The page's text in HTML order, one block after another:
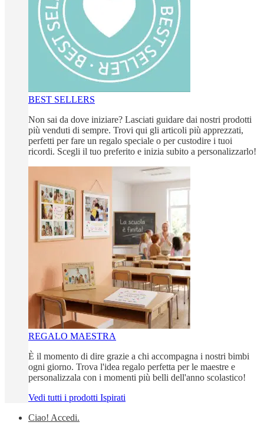
BEST SELLERS
Non sai da dove iniziare? Lasciati guidare dai nostri prodotti
più venduti di sempre. Trovi qui gli articoli più apprezzati,
perfetti per fare un regalo speciale o per custodire i tuoi
ricordi. Scegli il tuo preferito e inizia subito a personalizzarlo!
REGALO MAESTRA
È il momento di dire grazie a chi accompagna i nostri bimbi
ogni giorno. Trova l'idea regalo perfetta per le maestre e
personalizzala con i momenti più belli dell'anno scolastico!
Vedi tutti i prodotti Ispirati
Ciao! Accedi.